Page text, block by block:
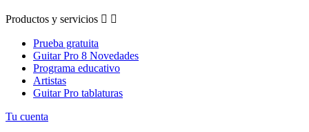
Productos y servicios  
Prueba gratuita
Guitar Pro 8 Novedades
Programa educativo
Artistas
Guitar Pro tablaturas
Tu cuenta